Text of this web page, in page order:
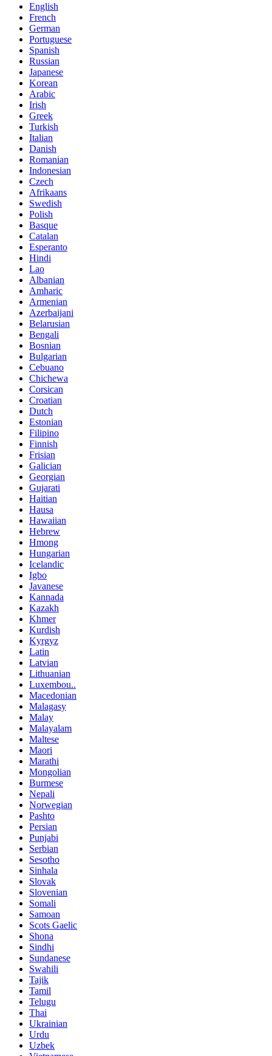
English
French
German
Portuguese
Spanish
Russian
Japanese
Korean
Arabic
Irish
Greek
Turkish
Italian
Danish
Romanian
Indonesian
Czech
Afrikaans
Swedish
Polish
Basque
Catalan
Esperanto
Hindi
Lao
Albanian
Amharic
Armenian
Azerbaijani
Belarusian
Bengali
Bosnian
Bulgarian
Cebuano
Chichewa
Corsican
Croatian
Dutch
Estonian
Filipino
Finnish
Frisian
Galician
Georgian
Gujarati
Haitian
Hausa
Hawaiian
Hebrew
Hmong
Hungarian
Icelandic
Igbo
Javanese
Kannada
Kazakh
Khmer
Kurdish
Kyrgyz
Latin
Latvian
Lithuanian
Luxembou..
Macedonian
Malagasy
Malay
Malayalam
Maltese
Maori
Marathi
Mongolian
Burmese
Nepali
Norwegian
Pashto
Persian
Punjabi
Serbian
Sesotho
Sinhala
Slovak
Slovenian
Somali
Samoan
Scots Gaelic
Shona
Sindhi
Sundanese
Swahili
Tajik
Tamil
Telugu
Thai
Ukrainian
Urdu
Uzbek